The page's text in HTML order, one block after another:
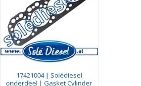
17421004 | Solédiesel
onderdeel | Gasket Cylinder